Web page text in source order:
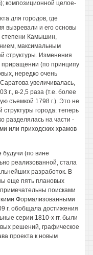
композиционной целое-
для городов, где
вызревали и его основы
степени Камышин,
максимальным
структуры. Изменения
приращении (по принципу
нередко очень
увеличивалась,
г., в-2,5 раза (т.е. более
съемкой 1798 г.). Это не
города: теперь
разделялась на части -
или приходских храмов
(по вине
реализованной, стала
разработок. В
еще пять плановых
поисками
Формализованными
г. обобщала достижения
серии 1810-х гг. были
решений, графическое
проекта к новым